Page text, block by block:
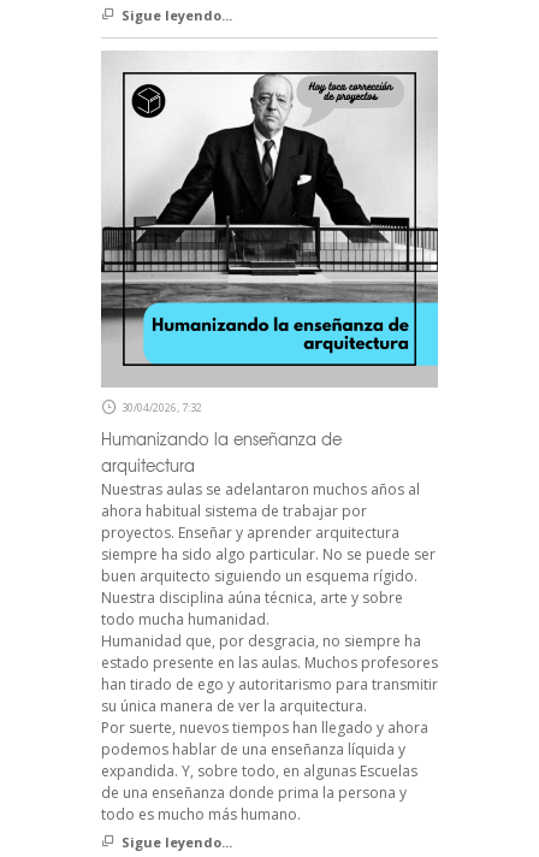
Sigue leyendo...
30/04/2026, 7:32
Humanizando la enseñanza de
arquitectura
Nuestras aulas se adelantaron muchos años al
ahora habitual sistema de trabajar por
proyectos. Enseñar y aprender arquitectura
siempre ha sido algo particular. No se puede ser
buen arquitecto siguiendo un esquema rígido.
Nuestra disciplina aúna técnica, arte y sobre
todo mucha humanidad.
Humanidad que, por desgracia, no siempre ha
estado presente en las aulas. Muchos profesores
han tirado de ego y autoritarismo para transmitir
su única manera de ver la arquitectura.
Por suerte, nuevos tiempos han llegado y ahora
podemos hablar de una enseñanza líquida y
expandida. Y, sobre todo, en algunas Escuelas
de una enseñanza donde prima la persona y
todo es mucho más humano.
Sigue leyendo...